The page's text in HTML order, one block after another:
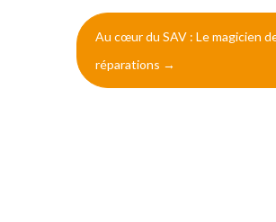
Navigation
l’article
Au cœur du SAV : Le magicien
réparations →